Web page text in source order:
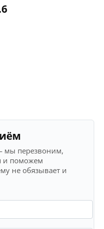
мы перезвоним,
и поможем
не обязывает и